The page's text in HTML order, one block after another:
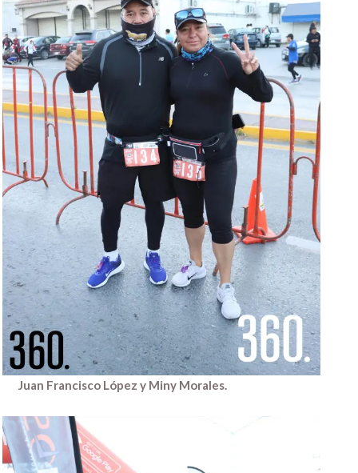
Juan Francisco López y Miny Morales.